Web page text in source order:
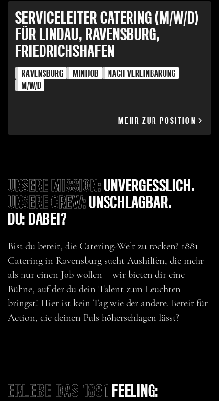
SERVICELEITER CATERING (M/W/D)
FÜR LINDAU, RAVENSBURG,
FRIEDRICHSHAFEN
RAVENSBURG MINIJOB
NACH VEREINBARUNG
M/W/D
MEHR ZUR POSITION
UNSERE MISSION:UNVERGESSLICH.
UNSERE CREW:UNSCHLAGBAR.
DU: DABEI?
Bist du bereit, die Catering-Welt zu rocken? 1881
Catering in Ravensburg sucht Aushilfen, die mehr
als nur einen Job wollen – wir bieten dir eine
Bühne, auf der du dein Talent zum Leuchten
bringst! Hier ist kein Tag wie der andere. Bereit für
Action, die deinen Puls höherschlagen lässt?
ERLEBE DAS 1881 FEELING: